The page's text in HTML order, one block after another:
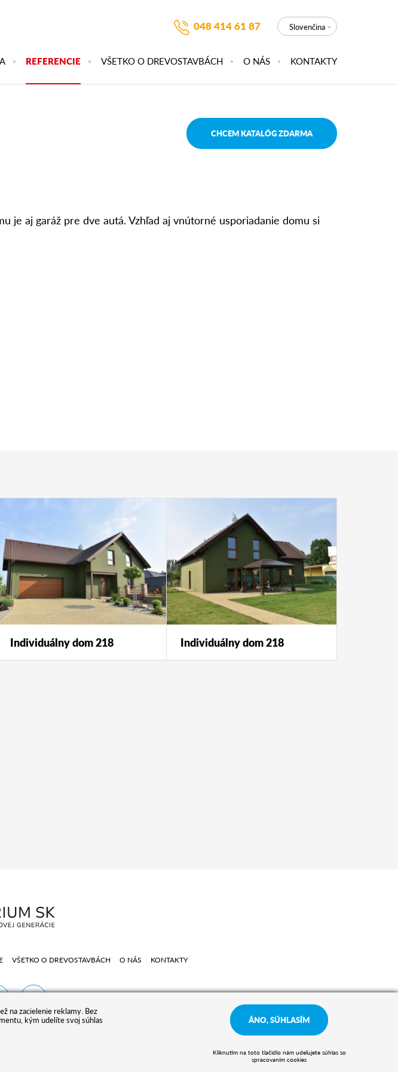
Slovenčina
048 414 61 87
REFERENCIE VŠETKO O DREVOSTAVBÁCH O NÁS KONTAKTY
CHCEM KATALÓG ZDARMA
je aj garáž pre dve autá. Vzhľad aj vnútorné usporiadanie domu si
Individuálny dom 218 Individuálny dom 218
VŠETKO O DREVOSTAVBÁCH O NÁS KONTAKTY
na zacielenie reklamy. Bez
kým udelíte svoj súhlas ÁNO, SÚHLASÍM
Kliknutím na toto tlačidlo nám udeľujete súhlas so
spracovaním cookies